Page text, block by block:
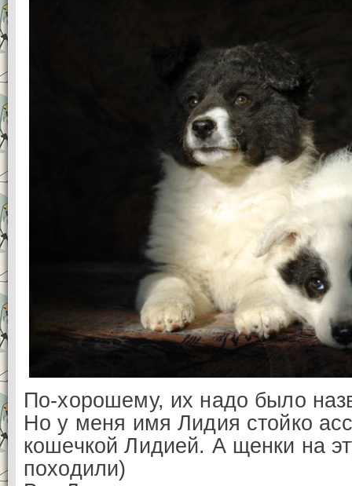
По-хорошему, их надо было
Но у меня имя Лидия стойко
кошечкой Лидией. А щенки на
походили)